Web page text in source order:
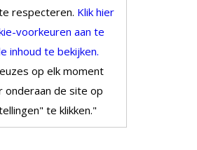
respecteren. Klik hier
voorkeuren aan te
inhoud te bekijken.
op elk moment
onderaan de site op
te klikken."